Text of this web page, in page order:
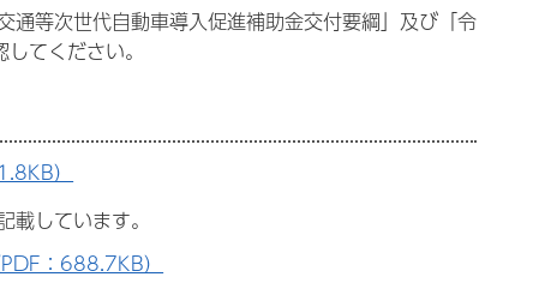
等次世代自動車導入促進補助金交付要綱」及び「令
てください。
）
しています。
：688.7KB）